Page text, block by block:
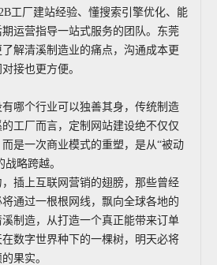
工厂建站经验、懂搜索引擎优化、能
运营指导一站式服务的团队。东莞
解清溪制造业的痛点，沟通成本更
接也更方便。
哪个行业可以独善其身，传统制造
工厂而言，定制网站建设绝不仅仅
是一次商业模式的重塑，是从“被动
略跨越。
插上互联网营销的翅膀，那些曾经
通过一根根网线，飘向全球各地的
制造，从打造一个真正能带来订单
数字世界种下的一棵树，明天必将
果实。